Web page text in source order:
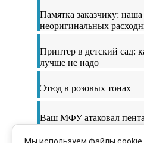
Памятка заказчику:
неоригинальных
Принтер в детский сад:
лучше не надо
Этюд в розовых тонах
Ваш МФУ атаковал